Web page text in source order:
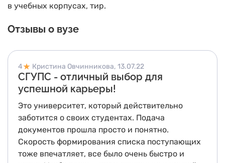
в учебных корпусах, тир.
Отзывы о вузе
4 13.07.22
Кристина Овчинникова,
СГУПС - отличный выбор для
успешной карьеры!
Это университет, который действительно
заботится о своих студентах. Подача
документов прошла просто и понятно.
Скорость формирования списка поступающих
тоже впечатляет, все было очень быстро и